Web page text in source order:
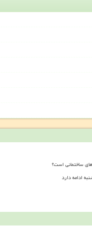
ساختمانی است؟